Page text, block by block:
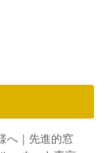
へ｜先進的窓